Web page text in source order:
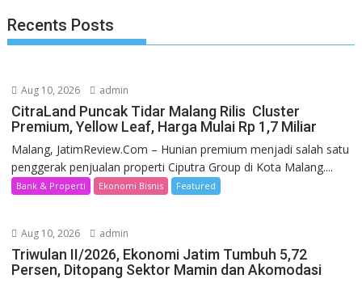
Recents Posts
Aug 10, 2026 admin
CitraLand Puncak Tidar Malang Rilis Cluster
Premium, Yellow Leaf, Harga Mulai Rp 1,7 Miliar
Malang, JatimReview.Com – Hunian premium menjadi salah satu
penggerak penjualan properti Ciputra Group di Kota Malang....
Bank & Properti Ekonomi Bisnis Featured
Aug 10, 2026 admin
Triwulan II/2026, Ekonomi Jatim Tumbuh 5,72
Persen, Ditopang Sektor Mamin dan Akomodasi